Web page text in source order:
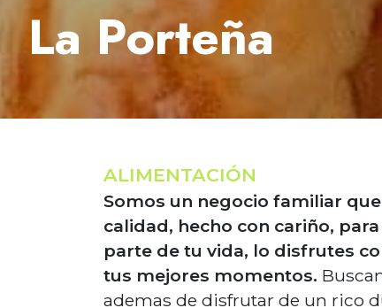
La Porteña
ALIMENTACIÓN
Somos un negocio familiar
calidad, hecho con cariño,
parte de tu vida, lo disfrutes
tus mejores momentos.
ademas de disfrutar de un rico